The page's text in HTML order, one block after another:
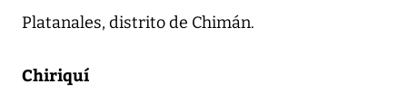
Platanales, distrito de Chimán.
Chiriquí